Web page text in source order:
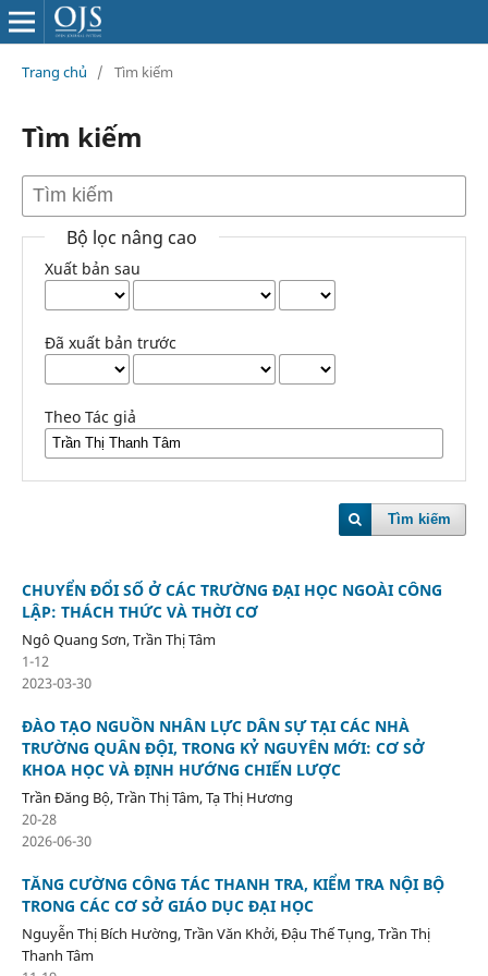
Trang chủ / Tìm kiếm
Tìm kiếm
Bộ lọc nâng cao
Xuất bản sau
Đã xuất bản trước
Theo Tác giả
Tìm kiếm
CHUYỂN ĐỔI SỐ Ở CÁC TRƯỜNG ĐẠI HỌC NGOÀI CÔNG
LẬP: THÁCH THỨC VÀ THỜI CƠ
Ngô Quang Sơn, Trần Thị Tâm
1-12
2023-03-30
ĐÀO TẠO NGUỒN NHÂN LỰC DÂN SỰ TẠI CÁC NHÀ
TRƯỜNG QUÂN ĐỘI, TRONG KỶ NGUYÊN MỚI: CƠ SỞ
KHOA HỌC VÀ ĐỊNH HƯỚNG CHIẾN LƯỢC
Trần Đăng Bộ, Trần Thị Tâm, Tạ Thị Hương
20-28
2026-06-30
TĂNG CƯỜNG CÔNG TÁC THANH TRA, KIỂM TRA NỘI BỘ
TRONG CÁC CƠ SỞ GIÁO DỤC ĐẠI HỌC
Nguyễn Thị Bích Hường, Trần Văn Khởi, Đậu Thế Tụng, Trần Thị
Thanh Tâm